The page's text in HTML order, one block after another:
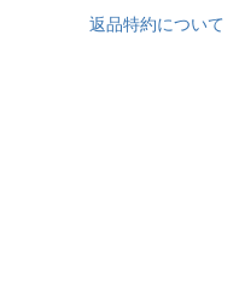
返品特約について